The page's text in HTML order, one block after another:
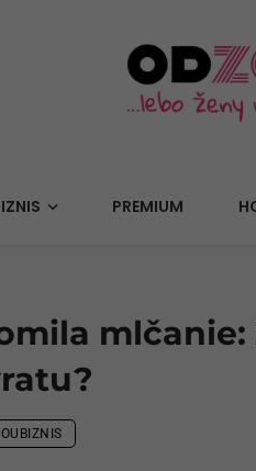
PREMIUM